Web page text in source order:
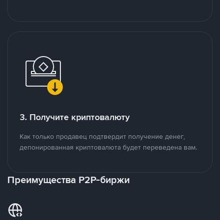
3. Получите криптовалюту
Как только продавец подтвердит получение денег,
депонированная криптовалюта будет переведена вам.
Преимущества P2P-биржи